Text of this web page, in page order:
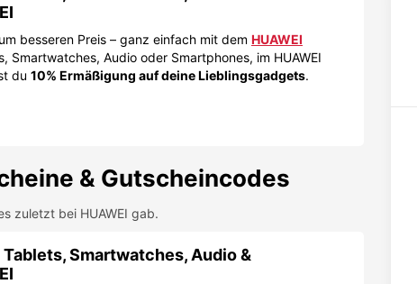
besseren Preis – ganz einfach mit dem HUAWEI
Smartwatches, Audio oder Smartphones, im HUAWEI
du 10% Ermäßigung auf deine Lieblingsgadgets.
& Gutscheincodes
zuletzt bei HUAWEI gab.
Smartwatches, Audio &